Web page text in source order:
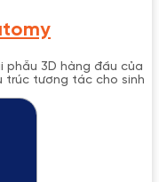
3D hàng đầu của
trúc tương tác cho sinh